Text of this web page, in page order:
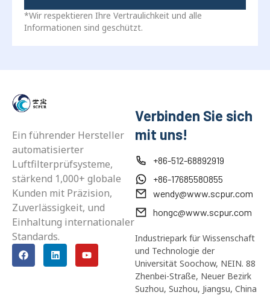
*Wir respektieren Ihre Vertraulichkeit und alle
Informationen sind geschützt.
Ein führender Hersteller
automatisierter
Luftfilterprüfsysteme,
stärkend 1,000+ globale
Kunden mit Präzision,
Zuverlässigkeit, und
Einhaltung internationaler
Standards.
Verbinden Sie sich
mit uns!
+86-512-68892919
+86-17685580855
wendy@www.scpur.com
hongc@www.scpur.com
Industriepark für Wissenschaft
und Technologie der
Universität Soochow, NEIN. 88
Zhenbei-Straße, Neuer Bezirk
Suzhou, Suzhou, Jiangsu, China